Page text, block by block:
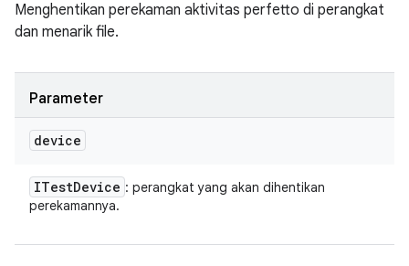
Menghentikan perekaman aktivitas perfetto di perangkat
dan menarik file.
Parameter
device
ITestDevice : perangkat yang akan dihentikan
perekamannya.